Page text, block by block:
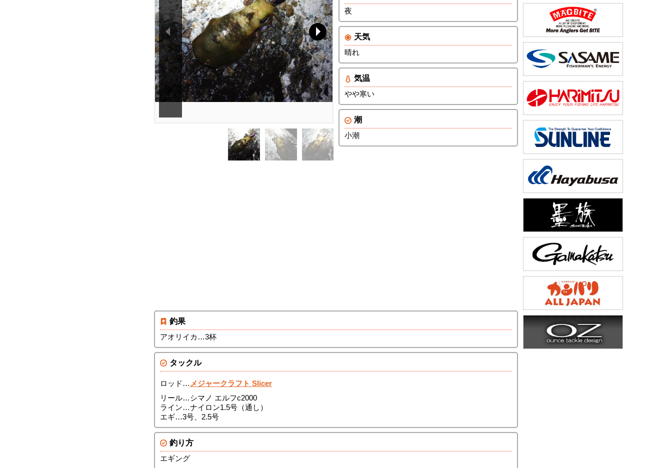
夜
天気
晴れ
気温
やや寒い
潮
小潮
釣果
アオリイカ…3杯
タックル
ロッド… メジャークラフト Slicer
リール…シマノ エルフc2000
ライン…ナイロン1.5号（通し）
エギ…3号、2.5号
釣り方
エギング